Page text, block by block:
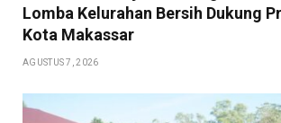
Lomba Kelurahan Bersih Dukung
Kota Makassar
AGUSTUS 7, 2026